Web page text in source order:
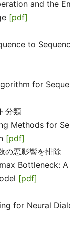
and the
[pdf]
to
for
分類
Methods for
[pdf]
の悪影響を排除
Bottleneck: A
[pdf]
for Neural